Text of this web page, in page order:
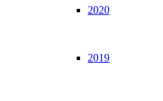
2020
2019